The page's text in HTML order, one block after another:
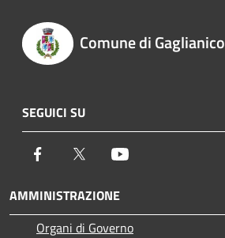
Comune di Gaglianico
SEGUICI SU
Facebook Twitter
AMMINISTRAZIONE
Organi di Governo